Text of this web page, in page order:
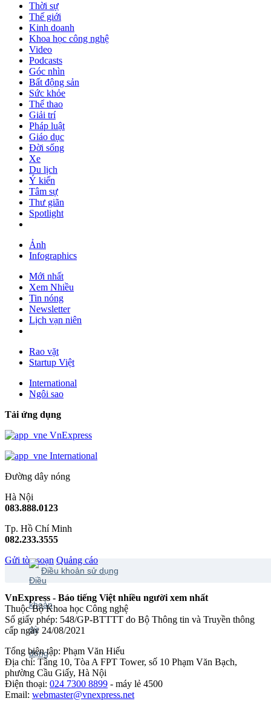
Thời sự
Thế giới
Kinh doanh
Khoa học công nghệ
Video
Podcasts
Góc nhìn
Bất động sản
Sức khỏe
Thể thao
Giải trí
Pháp luật
Giáo dục
Đời sống
Xe
Du lịch
Ý kiến
Tâm sự
Thư giãn
Spotlight
Ảnh
Infographics
Mới nhất
Xem Nhiều
Tin nóng
Newsletter
Lịch vạn niên
Rao vặt
Startup Việt
International
Ngôi sao
Tải ứng dụng
VnExpress
International
Đường dây nóng
Hà Nội
083.888.0123
Tp. Hồ Chí Minh
082.233.3555
Gửi tòa soạn Quảng cáo
Điều khoản sử dụng
VnExpress - Báo tiếng Việt nhiều người xem nhất
Thuộc Bộ Khoa học Công nghệ
Số giấy phép: 548/GP-BTTTT do Bộ Thông tin và Truyền thông
cấp ngày 24/08/2021
Tổng biên tập: Phạm Văn Hiếu
Địa chỉ: Tầng 10, Tòa A FPT Tower, số 10 Phạm Văn Bạch,
phường Cầu Giấy, Hà Nội
Điện thoại: 024 7300 8899 - máy lẻ 4500
Email: webmaster@vnexpress.net